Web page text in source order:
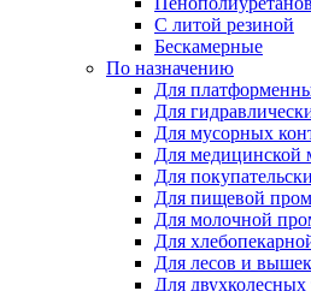
С литой резиной
Бескамерные
По назначению
Для
Для
Для мусорных
Для медицинской
Для
Для пищевой
Для молочной
Для
Для лесов и
Для двухколесных